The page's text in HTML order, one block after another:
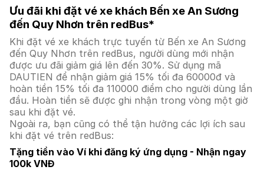
Ưu đãi khi đặt vé xe khách Bến xe An Sương
đến Quy Nhơn trên redBus*
Khi đặt vé xe khách trực tuyến từ Bến xe An Sương
đến Quy Nhơn trên redBus, người dùng mới nhận
được ưu đãi giảm giá lên đến 30%. Sử dụng mã
DAUTIEN để nhận giảm giá 15% tối đa 60000đ và
hoàn tiền 15% tối đa 110000 điểm cho người dùng lần
đầu. Hoàn tiền sẽ được ghi nhận trong vòng một giờ
sau khi đặt vé.
Ngoài ra, bạn cũng có thể tận hưởng các lợi ích sau
khi đặt vé trên redBus:
Tặng tiền vào Ví khi đăng ký ứng dụng - Nhận ngay
100k VNĐ